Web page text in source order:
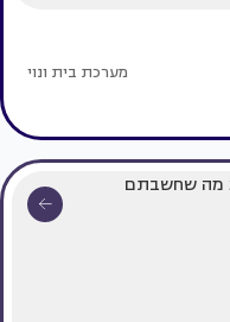
מערכת בית ונוי